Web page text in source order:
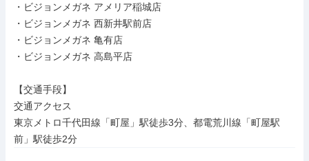
・ビジョンメガネ アメリア稲城店
・ビジョンメガネ 西新井駅前店
・ビジョンメガネ 亀有店
・ビジョンメガネ 高島平店
【交通手段】
交通アクセス
東京メトロ千代田線「町屋」駅徒歩3分、都電荒川線「町屋駅
前」駅徒歩2分